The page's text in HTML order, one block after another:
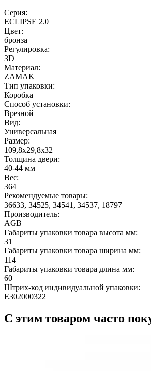
Серия:
ECLIPSE 2.0
Цвет:
бронза
Регулировка:
3D
Материал:
ZAMAK
Тип упаковки:
Коробка
Способ установки:
Врезной
Вид:
Универсальная
Размер:
109,8x29,8x32
Толщина двери:
40-44 мм
Вес:
364
Рекомендуемые товары:
36633, 34525, 34541, 34537, 18797
Производитель:
AGB
Габариты упаковки товара высота мм:
31
Габариты упаковки товара ширина мм:
114
Габариты упаковки товара длина мм:
60
Штрих-код индивидуальной упаковки:
E302000322
С этим товаром часто